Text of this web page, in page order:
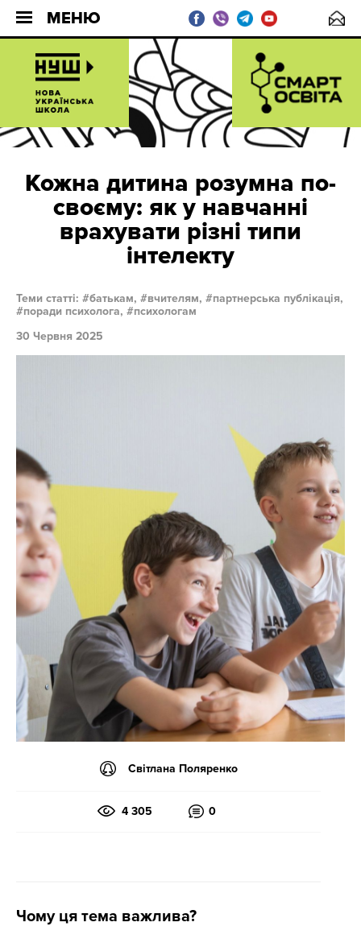
МЕНЮ
Кожна дитина розумна по-
своєму: як у навчанні
врахувати різні типи
інтелекту
Теми статті: батькам, вчителям,
партнерська публікація,
поради психолога,
психологам
30 Червня 2025
Світлана Поляренко
4 305 0
Чому ця тема важлива?